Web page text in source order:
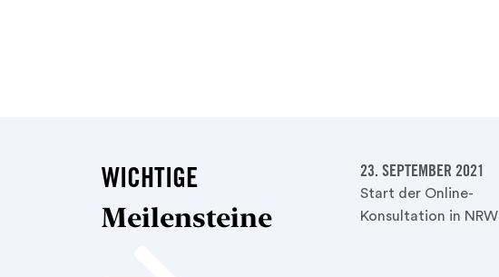
WICHTIGE
Meilensteine
23. SEPTEMBER 2021
Start der Online-
Konsultation in NRW